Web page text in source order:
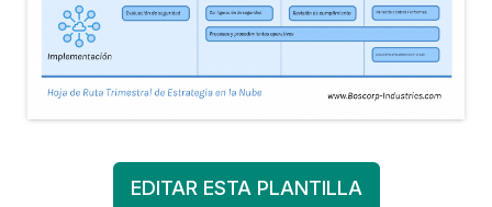
EDITAR ESTA PLANTILLA